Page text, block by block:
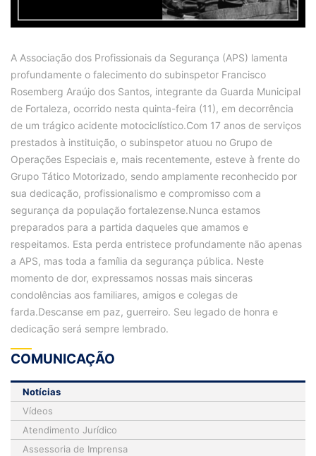
A Associação dos Profissionais da Segurança (APS) lamenta
profundamente o falecimento do subinspetor Francisco
Rosemberg Araújo dos Santos, integrante da Guarda Municipal
de Fortaleza, ocorrido nesta quinta-feira (11), em decorrência
de um trágico acidente motociclístico.Com 17 anos de serviços
prestados à instituição, o subinspetor atuou no Grupo de
Operações Especiais e, mais recentemente, esteve à frente do
Grupo Tático Motorizado, sendo amplamente reconhecido por
sua dedicação, profissionalismo e compromisso com a
segurança da população fortalezense.Nunca estamos
preparados para a partida daqueles que amamos e
respeitamos. Esta perda entristece profundamente não apenas
a APS, mas toda a família da segurança pública. Neste
momento de dor, expressamos nossas mais sinceras
condolências aos familiares, amigos e colegas de
farda.Descanse em paz, guerreiro. Seu legado de honra e
dedicação será sempre lembrado.
COMUNICAÇÃO
Notícias
Vídeos
Atendimento Jurídico
Assessoria de Imprensa